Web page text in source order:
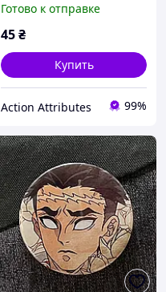
мм (ZNBDD 0016)
Готово к отправке
45₴
Купить
Action Attributes 99%